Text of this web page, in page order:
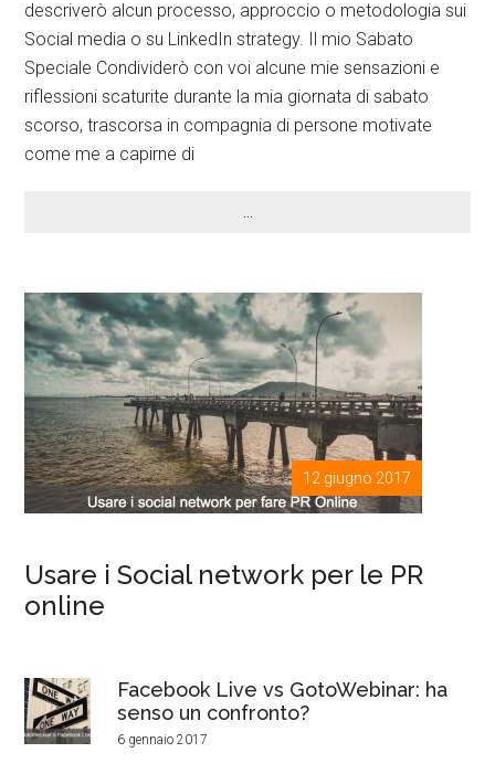
descriverò alcun processo, approccio o metodologia sui
Social media o su LinkedIn strategy. Il mio Sabato
Speciale Condividerò con voi alcune mie sensazioni e
riflessioni scaturite durante la mia giornata di sabato
scorso, trascorsa in compagnia di persone motivate
come me a capirne di
12 giugno 2017
Usare i Social network per le PR
online
Facebook Live vs GotoWebinar: ha
senso un confronto?
6 gennaio 2017